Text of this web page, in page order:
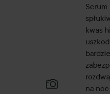
kwas
na